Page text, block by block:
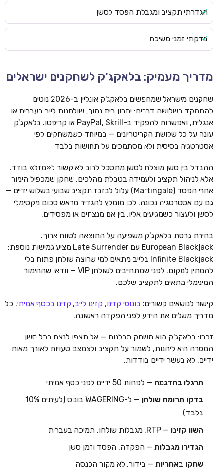
הגדרתי תקציב ומגבלת הפסד לסשן
בדקתי זמני משיכה
מדריך מעמיק: בלאקג'ק לשחקנים ישראלים
שחקנים מישראל שמחפשים בלאקג'ק אונליין ב-2026 נוטים
להתמקד בשלושה דברים: יתרון בית נמוך, שולחנות לייב בעברית או
אנגלית, ואפשרות להפקיד ב-PayPal, Skrill או קריפטו. בלאקג'ק
עונה על כל שלושת הקריטריונים — במיוחד כשמשחקים לפי
אסטרטגיה בסיסית ולא מסתמכים על תחושות בלבד.
ההבדל בין סשן מוצלח לסשן מתסכל לרוב לא קשור ל«מזל» בודד,
אלא לניהול תקציב ולעמידה בטבלת מהלכים. שחקן שמכפיל הימור
אחרי הפסד (Martingale) עלול לבזבז תקציב שבועי בשלוש ידיים —
גם עם אסטרטגיה נכונה. לכן מומלץ להגדיר מראש סכום מקסימלי
לסשן ולעצור כשמגיעים אליו, בין אם מנצחים או מפסידים.
בחירת גרסת בלאקג'ק משפיעה על התוצאה לטווח ארוך.
European Blackjack עם Late Surrender מציע גמישות נוספת;
Infinite Blackjack בלייב מתאים למי שרוצה שולחן פתוח בלי
להמתין למקום. לפני שמתחייבים לשולחן VIP — וודאו שההימור
המינימלי מתאים לתקציב שלכם.
קישור לנושאים קשורים: בונוסי קזינו, קזינו לייב, קזינו בכסף אמיתי. כל
מדריך משלים את הידע לפני הפקדה ראשונה.
זכרו: בלאקג'ק הוא משחק סבלנות — אל תצפו לנצח בכל סשן.
המטרה היא ליהנות, לשמור על תקציב ולצמצם טעויות לאורך מאות
ידיים, לא בעשר ידיים בודדות.
תרגלו בהדגמה — לפחות 50 ידיים לפני כסף אמיתי
בדקו תרומת שולחן
— ל-WAGERING בונוס (לעיתים 10%
בלבד)
השוו קזינו — RTP, מגבלות שולחן, תמיכה בעברית
הגדירו מגבלות — הפקדה, הפסד וזמן סשן
שחקו באחריות — בידור, לא מקור הכנסה